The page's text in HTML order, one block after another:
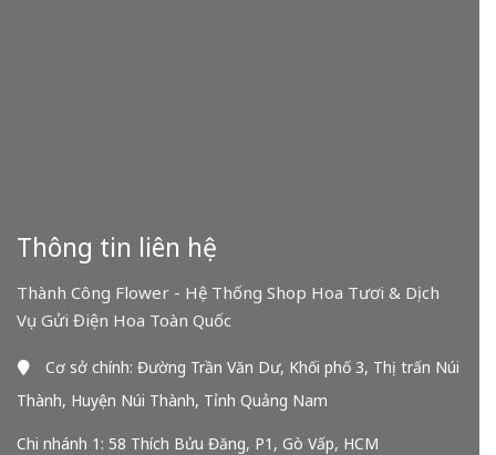
Thông tin liên hệ
Thành Công Flower - Hệ Thống Shop Hoa Tươi & Dịch
Vụ Gửi Điện Hoa Toàn Quốc
Cơ sở chính: Đường Trần Văn Dư, Khối phố 3, Thị trấn Núi
Thành, Huyện Núi Thành, Tỉnh Quảng Nam
Chi nhánh 1: 58 Thích Bửu Đăng, P1, Gò Vấp, HCM